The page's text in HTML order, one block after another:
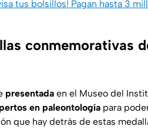
tus bolsillos! Pagan hasta 3
conmemorativas
presentada en el Museo del
en paleontología para
que hay detrás de estas